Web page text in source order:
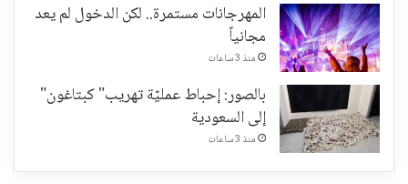
المهرجانات مستمرة.. لكن الدخول لم يعد
مجانياً
منذ 3 ساعات
بالصور: إحباط عمليّة تهريب" كبتاغون"
إلى السعودية
منذ 3 ساعات